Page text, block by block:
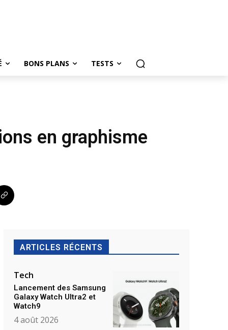
BONS PLANS TESTS
en graphisme
ARTICLES RÉCENTS
Tech
Lancement des Samsung
Galaxy Watch Ultra2 et
Watch9
4 août 2026